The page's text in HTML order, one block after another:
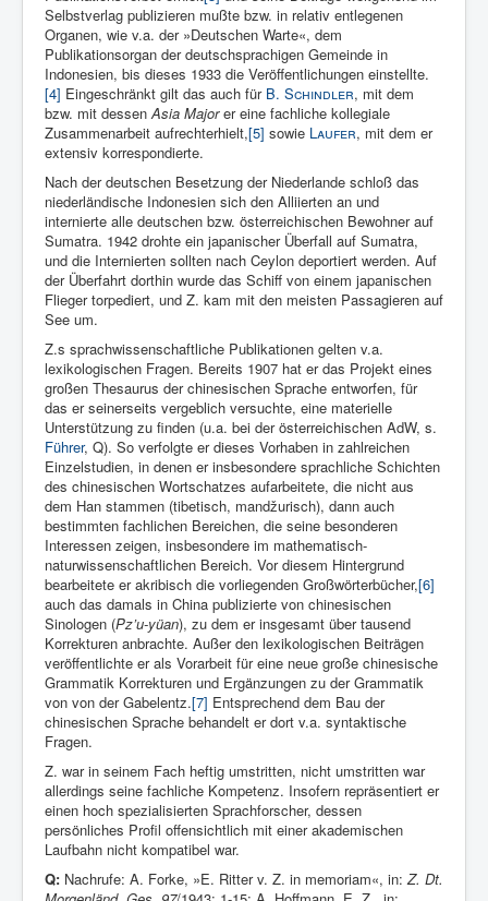
Selbstverlag publizieren mußte bzw. in relativ entlegenen
Organen, wie v.a. der »Deutschen Warte«, dem
Publikationsorgan der deutschsprachigen Gemeinde in
Indonesien, bis dieses 1933 die Veröffentlichungen einstellte.
[4] Eingeschränkt gilt das auch für B. Schindler, mit dem
bzw. mit dessenAsia Majorer eine fachliche kollegiale
Zusammenarbeit aufrechterhielt,[5] sowie Laufer, mit dem er
extensiv korrespondierte.
Nach der deutschen Besetzung der Niederlande schloß das
niederländische Indonesien sich den Alliierten an und
internierte alle deutschen bzw. österreichischen Bewohner auf
Sumatra. 1942 drohte ein japanischer Überfall auf Sumatra,
und die Internierten sollten nach Ceylon deportiert werden. Auf
der Überfahrt dorthin wurde das Schiff von einem japanischen
Flieger torpediert, und Z. kam mit den meisten Passagieren auf
See um.
Z.s sprachwissenschaftliche Publikationen gelten v.a.
lexikologischen Fragen. Bereits 1907 hat er das Projekt eines
großen Thesaurus der chinesischen Sprache entworfen, für
das er seinerseits vergeblich versuchte, eine materielle
Unterstützung zu finden (u.a. bei der österreichischen AdW, s.
Führer, Q). So verfolgte er dieses Vorhaben in zahlreichen
Einzelstudien, in denen er insbesondere sprachliche Schichten
des chinesischen Wortschatzes aufarbeitete, die nicht aus
dem Han stammen (tibetisch, mandžurisch), dann auch
bestimmten fachlichen Bereichen, die seine besonderen
Interessen zeigen, insbesondere im mathematisch-
naturwissenschaftlichen Bereich. Vor diesem Hintergrund
bearbeitete er akribisch die vorliegenden Großwörterbücher,[6]
auch das damals in China publizierte von chinesischen
Sinologen (Pz’u-yüan), zu dem er insgesamt über tausend
Korrekturen anbrachte. Außer den lexikologischen Beiträgen
veröffentlichte er als Vorarbeit für eine neue große chinesische
Grammatik Korrekturen und Ergänzungen zu der Grammatik
von von der Gabelentz.[7] Entsprechend dem Bau der
chinesischen Sprache behandelt er dort v.a. syntaktische
Fragen.
Z. war in seinem Fach heftig umstritten, nicht umstritten war
allerdings seine fachliche Kompetenz. Insofern repräsentiert er
einen hoch spezialisierten Sprachforscher, dessen
persönliches Profil offensichtlich mit einer akademischen
Laufbahn nicht kompatibel war.
Q: Nachrufe: A. Forke, »E. Ritter v. Z. in memoriam«, in:Z. Dt.